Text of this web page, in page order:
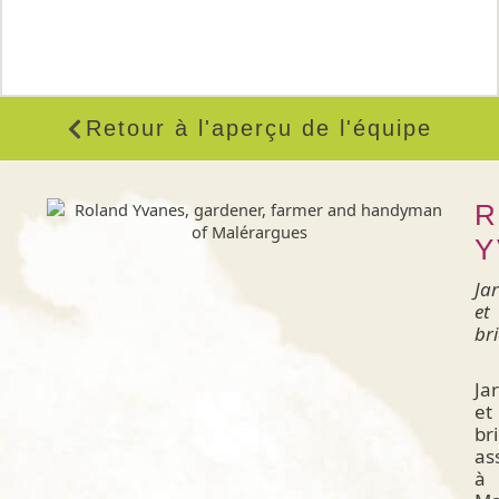
Retour à l'aperçu de l'équipe
et
et
à